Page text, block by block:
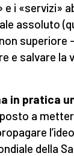
i «servizi»
assoluto
e salvare la
in pratica
a
della